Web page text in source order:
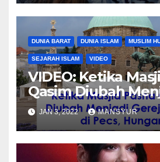
DUNIA BARAT DUNIA ISLAM MUSLIM
SEJARAH ISLAM VIDEO
VIDEO: Ketika
Qasim Diubah
Katolik di Pecs,
JAN 3, 2022 MANSYUR